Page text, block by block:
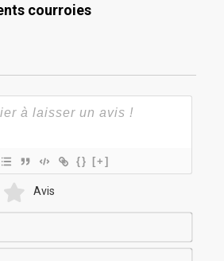
courroies
{} [+]
Avis
Nom*
E-